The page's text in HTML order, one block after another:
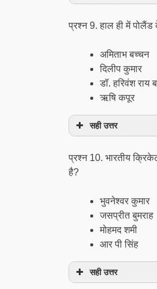
प्रश्न 9. हाल ही में
अमिताभ बच्चन
दिलीप कुमार
डॉ. हरिवंश राय
ऋषि कपूर
सही उत्तर
प्रश्न 10. भारतीय
है?
भुवनेश्वर कुमार
जसप्रीत बुमराह
मोहमद शमी
आर पी सिंह
सही उत्तर